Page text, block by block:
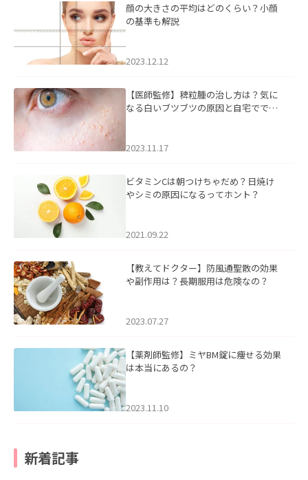
顔の大きさの平均はどのくらい？小顔
の基準も解説
2023.12.12
【医師監修】稗粒腫の治し方は？気に
なる白いブツブツの原因と自宅ででき
2023.11.17
ビタミンCは朝つけちゃだめ？日焼け
やシミの原因になるってホント？
2021.09.22
【教えてドクター】防風通聖散の効果
や副作用は？長期服用は危険なの？
2023.07.27
【薬剤師監修】ミヤBM錠に痩せる効果
は本当にあるの？
2023.11.10
新着記事